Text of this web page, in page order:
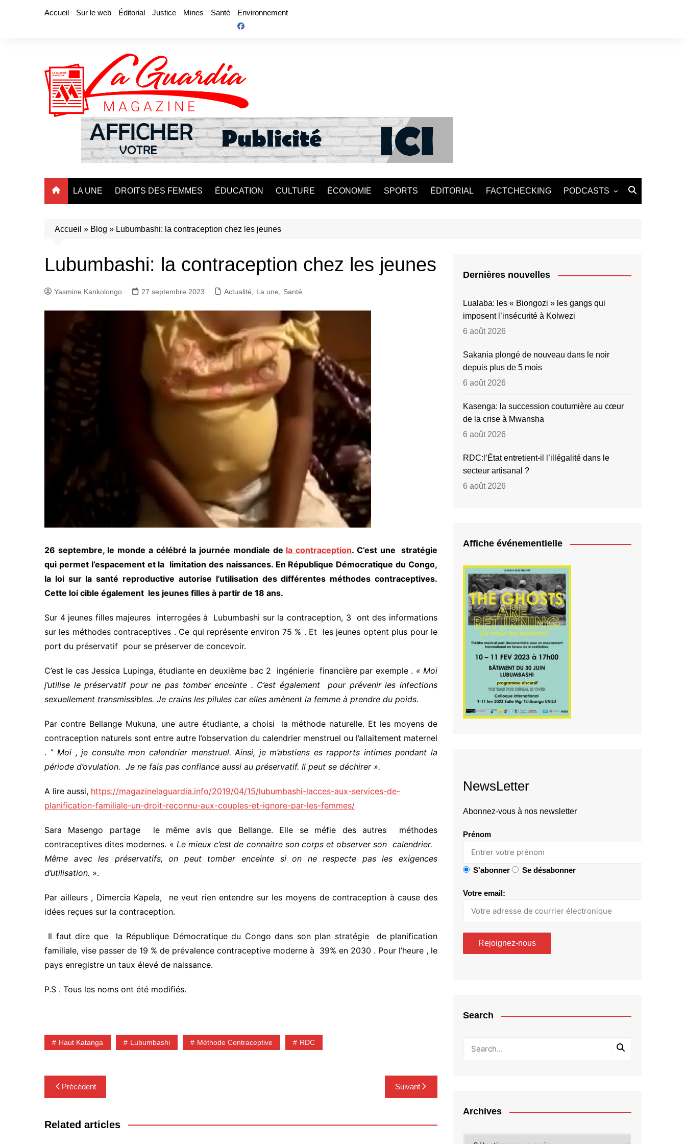
Accueil Sur le web Éditorial Justice Mines Santé Environnement
LA UNE DROITS DES FEMMES ÉDUCATION CULTURE ÉCONOMIE SPORTS ÉDITORIAL FACTCHECKING PODCASTS
Accueil » Blog » Lubumbashi: la contraception chez les jeunes
Lubumbashi: la contraception chez les jeunes
Yasmine Kankolongo 27 septembre 2023 Actualité, La une, Santé
26 septembre, le monde a célébré la journée mondiale de la contraception. C’est une stratégie
qui permet l’espacement et la limitation des naissances. En République Démocratique du Congo,
la loi sur la santé reproductive autorise l’utilisation des différentes méthodes contraceptives.
Cette loi cible également les jeunes filles à partir de 18 ans.
Sur 4 jeunes filles majeures interrogées à Lubumbashi sur la contraception, 3 ont des informations
sur les méthodes contraceptives . Ce qui représente environ 75 % . Et les jeunes optent plus pour le
port du préservatif pour se préserver de concevoir.
C’est le cas Jessica Lupinga, étudiante en deuxième bac 2 ingénierie financière par exemple . « Moi
j’utilise le préservatif pour ne pas tomber enceinte . C’est également pour prévenir les infections
sexuellement transmissibles. Je crains les pilules car elles amènent la femme à prendre du poids.
Par contre Bellange Mukuna, une autre étudiante, a choisi la méthode naturelle. Et les moyens de
contraception naturels sont entre autre l’observation du calendrier menstruel ou l’allaitement maternel
. ”Moi , je consulte mon calendrier menstruel. Ainsi, je m’abstiens es rapports intimes pendant la
période d’ovulation. Je ne fais pas confiance aussi au préservatif. Il peut se déchirer ».
A lire aussi, https://magazinelaguardia.info/2019/04/15/lubumbashi-lacces-aux-services-de-
planification-familiale-un-droit-reconnu-aux-couples-et-ignore-par-les-femmes/
Sara Masengo partage le même avis que Bellange. Elle se méfie des autres méthodes
contraceptives dites modernes. « Le mieux c’est de connaitre son corps et observer son calendrier.
Même avec les préservatifs, on peut tomber enceinte si on ne respecte pas les exigences
d’utilisation. ».
Par ailleurs , Dimercia Kapela, ne veut rien entendre sur les moyens de contraception à cause des
idées reçues sur la contraception.
Il faut dire que la République Démocratique du Congo dans son plan stratégie de planification
familiale, vise passer de 19 % de prévalence contraceptive moderne à 39% en 2030 . Pour l’heure , le
pays enregistre un taux élevé de naissance.
P.S . Tous les noms ont été modifiés.
Haut Katanga Lubumbashi Méthode Contraceptive RDC
Navigation
de
l’article
Précédent Suivant
Related articles
Dernières nouvelles
Lualaba: les « Biongozi » les gangs qui
imposent l’insécurité à Kolwezi
6 août 2026
Sakania plongé de nouveau dans le noir
depuis plus de 5 mois
6 août 2026
Kasenga: la succession coutumière au cœur
de la crise à Mwansha
6 août 2026
RDC:l’État entretient-il l’illégalité dans le
secteur artisanal ?
6 août 2026
Affiche événementielle
NewsLetter
Abonnez-vous à nos newsletter
Prénom
S'abonner Se désabonner
Votre email:
Search
Archives